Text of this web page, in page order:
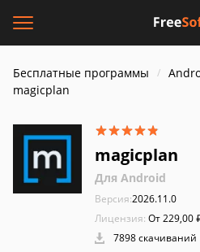
Бесплатные программы
magicplan
magicplan
Для Android
Версия:2026.11.0
Лицензия: От 229,00
7898 скачиваний